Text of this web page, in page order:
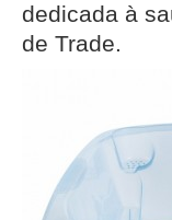
dedicada à
de Trade.